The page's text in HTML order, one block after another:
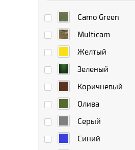
Camo Green
Multicam
Желтый
Зеленый
Коричневый
Олива
Серый
Синий